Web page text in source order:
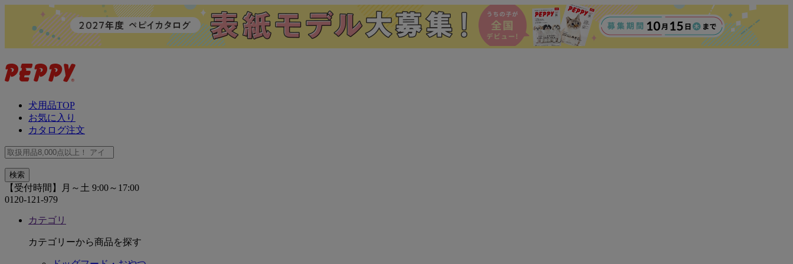
犬用品TOP
お気に入り
カタログ注文
【受付時間】月～土 9:00～17:00
0120-121-979
カテゴリ
カテゴリーから商品を探す